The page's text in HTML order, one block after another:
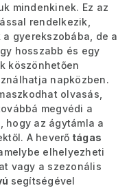
mindenkinek. Ez az
rendelkezik,
gyerekszobába, de a
hosszabb és egy
köszönhetően
napközben.
olvasás,
megvédi a
hogy az ágytámla a
A heverő tágas
elhelyezheti
vagy a szezonális
segítségével